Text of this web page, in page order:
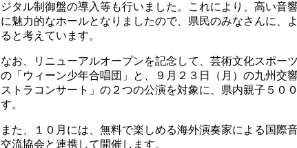
ジタル制御盤の導入等も行いました。これにより、高い音
に魅力的なホールとなりましたので、県民のみなさんに、
ると考えています。
なお、リニューアルオープンを記念して、芸術文化スポー
の「ウィーン少年合唱団」と、９月２３日（月）の九州交
ストラコンサート」の２つの公演を対象に、県内親子５０
す。
また、１０月には、無料で楽しめる海外演奏家による国際
交流協会と連携して開催します。